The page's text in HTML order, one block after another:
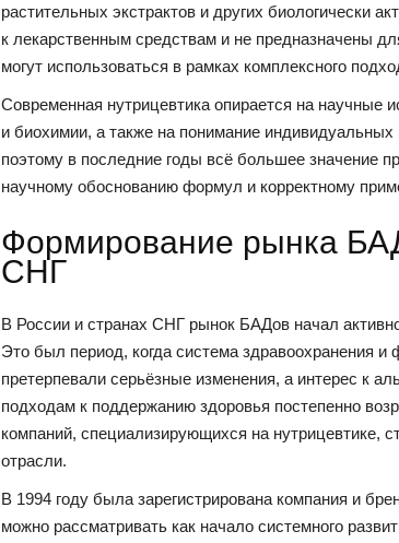
растительных экстрактов и других биологически
к лекарственным средствам и не предназначены
могут использоваться в рамках комплексного
Современная нутрицевтика опирается на научные
и биохимии, а также на понимание
поэтому в последние годы всё большее значение
научному обоснованию формул и корректному
Формирование рынка
СНГ
В России и странах СНГ рынок БАДов начал
Это был период, когда система здравоохранения и
претерпевали серьёзные изменения, а интерес к
подходам к поддержанию здоровья постепенно
компаний, специализирующихся на нутрицевтике,
отрасли.
В 1994 году была зарегистрирована компания и
можно рассматривать как начало системного